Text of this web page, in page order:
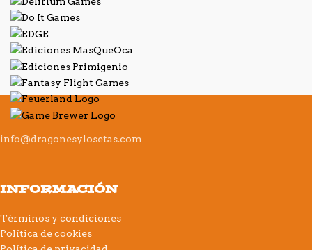
info@dragonesylosetas.com
INFORMACIÓN
Términos y condiciones
Política de cookies